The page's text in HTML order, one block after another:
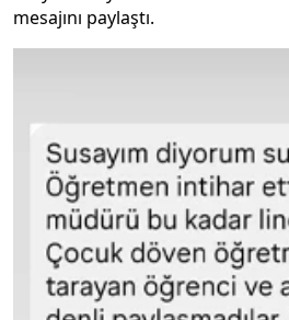
mesajını paylaştı.